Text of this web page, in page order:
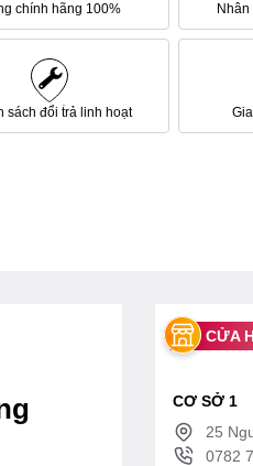
chính hãng 100%
sách đổi trả linh hoạt
CỬA
CƠ SỞ 1
25
0782